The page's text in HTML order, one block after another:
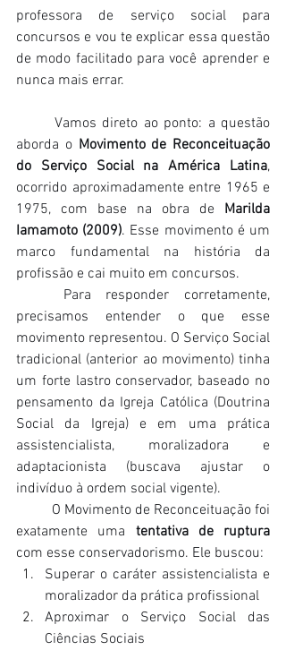
professora de serviço social para
concursos e vou te explicar essa questão
de modo facilitado para você aprender e
nunca mais errar.
aborda o Movimento de Reconceituação
do Serviço Social na América Latina,
ocorrido aproximadamente entre 1965 e
1975, com base na obra de Marilda
Iamamoto (2009). Esse movimento é um
marco fundamental na história da
profissão e cai muito em concursos.
precisamos entender o que esse
movimento representou. O Serviço Social
tradicional (anterior ao movimento) tinha
um forte lastro conservador, baseado no
pensamento da Igreja Católica (Doutrina
Social da Igreja) e em uma prática
assistencialista, moralizadora e
adaptacionista (buscava ajustar o
indivíduo à ordem social vigente).
exatamente uma tentativa de ruptura
com esse conservadorismo. Ele buscou:
Superar o caráter assistencialista e
moralizador da prática profissional
Aproximar o Serviço Social das
Ciências Sociais